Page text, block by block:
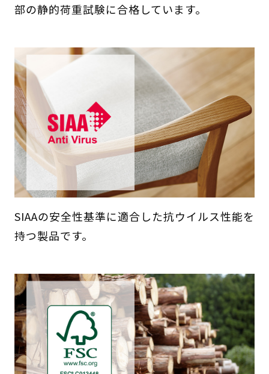
部の静的荷重試験に合格しています。
SIAAの安全性基準に適合した抗ウイルス性能を
持つ製品です。